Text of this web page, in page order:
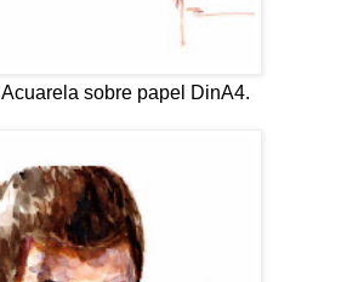
Acuarela sobre papel DinA4.